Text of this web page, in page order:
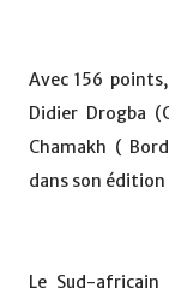
Avec 156
Didier Drogba
Chamakh (
dans son
Le Sud-